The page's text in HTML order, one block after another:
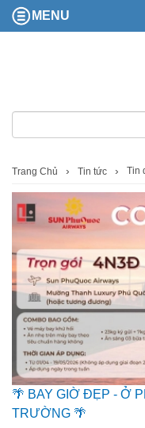
MENU
Trang Chủ Tin tức Tin
🌴 BAY GIỜ ĐẸP - Ở
TRƯỜNG 🌴